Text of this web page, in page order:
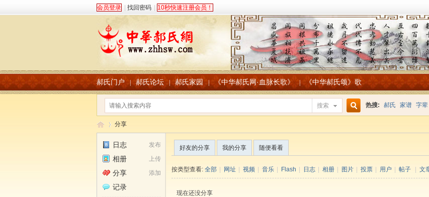
会员登录 找回密码 10秒快速注册会员！
郝氏门户 | 郝氏论坛 | 郝氏家园 | 《中华郝氏网·血脉长歌》 《中华郝氏颂》歌
搜索 热搜: 郝氏 家谱 字辈
分享
发布
日志
上传
相册
添加
分享
记录
好友的分享 我的分享 随便看看
按类型查看: 全部 网址 视频 音乐 Flash 日志 相册 图片 投票 用户 帖子 文
现在还没分享